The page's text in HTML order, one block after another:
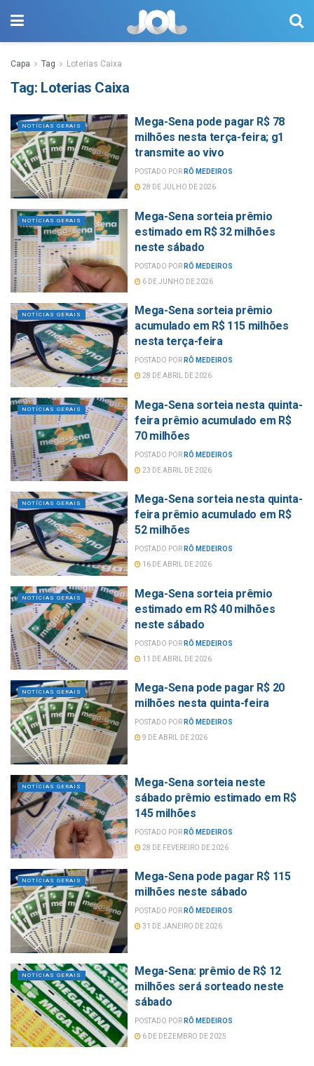
Capa Tag Loterias Caixa
Tag: Loterias Caixa
NOTÍCIAS GERAIS
Mega-Sena pode pagar R$ 78
milhões nesta terça-feira; g1
transmite ao vivo
POSTADO POR RÔ MEDEIROS
28 DE JULHO DE 2026
NOTÍCIAS GERAIS
Mega-Sena sorteia prêmio
estimado em R$ 32 milhões
neste sábado
POSTADO POR RÔ MEDEIROS
6 DE JUNHO DE 2026
NOTÍCIAS GERAIS
Mega-Sena sorteia prêmio
acumulado em R$ 115 milhões
nesta terça-feira
POSTADO POR RÔ MEDEIROS
28 DE ABRIL DE 2026
NOTÍCIAS GERAIS
Mega-Sena sorteia nesta quinta-
feira prêmio acumulado em R$
70 milhões
POSTADO POR RÔ MEDEIROS
23 DE ABRIL DE 2026
NOTÍCIAS GERAIS
Mega-Sena sorteia nesta quinta-
feira prêmio acumulado em R$
52 milhões
POSTADO POR RÔ MEDEIROS
16 DE ABRIL DE 2026
NOTÍCIAS GERAIS
Mega-Sena sorteia prêmio
estimado em R$ 40 milhões
neste sábado
POSTADO POR RÔ MEDEIROS
11 DE ABRIL DE 2026
NOTÍCIAS GERAIS
Mega-Sena pode pagar R$ 20
milhões nesta quinta-feira
POSTADO POR RÔ MEDEIROS
9 DE ABRIL DE 2026
NOTÍCIAS GERAIS
Mega-Sena sorteia neste
sábado prêmio estimado em R$
145 milhões
POSTADO POR RÔ MEDEIROS
28 DE FEVEREIRO DE 2026
NOTÍCIAS GERAIS
Mega-Sena pode pagar R$ 115
milhões neste sábado
POSTADO POR RÔ MEDEIROS
31 DE JANEIRO DE 2026
NOTÍCIAS GERAIS
Mega-Sena: prêmio de R$ 12
milhões será sorteado neste
sábado
POSTADO POR RÔ MEDEIROS
6 DE DEZEMBRO DE 2025